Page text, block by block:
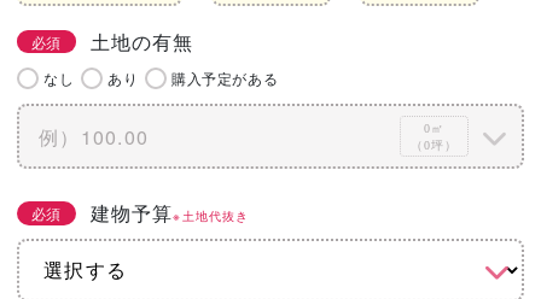
必須 土地の有無
なし あり 購入予定がある
0㎡
（0坪）
必須 建物予算※土地代抜き